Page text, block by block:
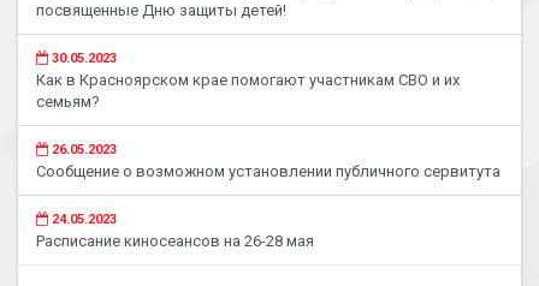
посвященные Дню защиты детей!
30.05.2023
Как в Красноярском крае помогают участникам СВО и их
семьям?
26.05.2023
Сообщение о возможном установлении публичного сервитута
24.05.2023
Расписание киносеансов на 26-28 мая